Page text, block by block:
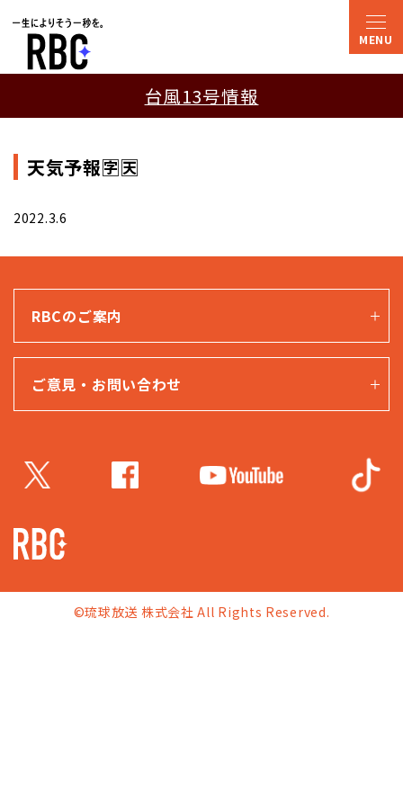
台風13号情報
天気予報🈑🈗
2022.3.6
RBCのご案内
ご意見・お問い合わせ
©琉球放送 株式会社 All Rights Reserved.